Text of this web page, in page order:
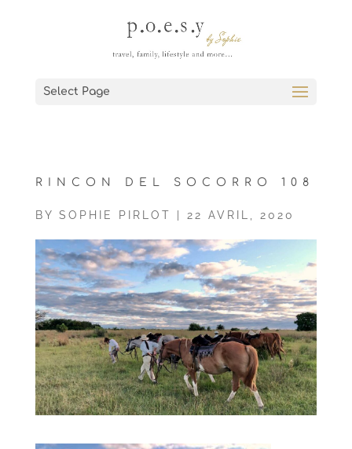
Select Page
RINCON DEL SOCORRO 108
BY SOPHIE PIRLOT 22 AVRIL, 2020